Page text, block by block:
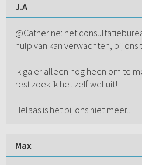
J.A
@Catherine: het
hulp van kan verwachten, bij
Ik ga er alleen nog heen om te
rest zoek ik het zelf wel uit!
Helaas is het bij ons niet meer...
Max